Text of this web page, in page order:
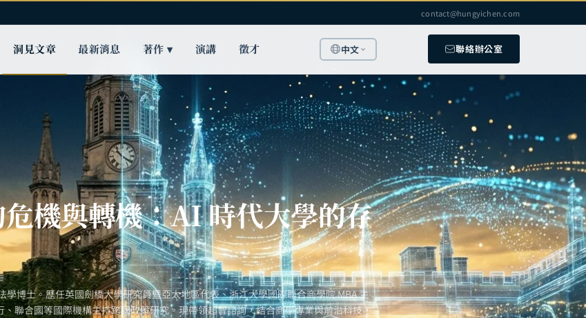
contact@hungyichen.com
洞見文章 最新消息 著作 ▾ 演講 徵才 中文 聯絡辦公室
機與轉機：AI 時代大學的存
學博士。歷任英國劍橋大學研究員暨亞太地區代表、浙江大學國際聯合商學院 MBA 主
聯合國等國際機構主持跨國政策研究。現帶領超智諮詢，結合商學專業與前沿科技，